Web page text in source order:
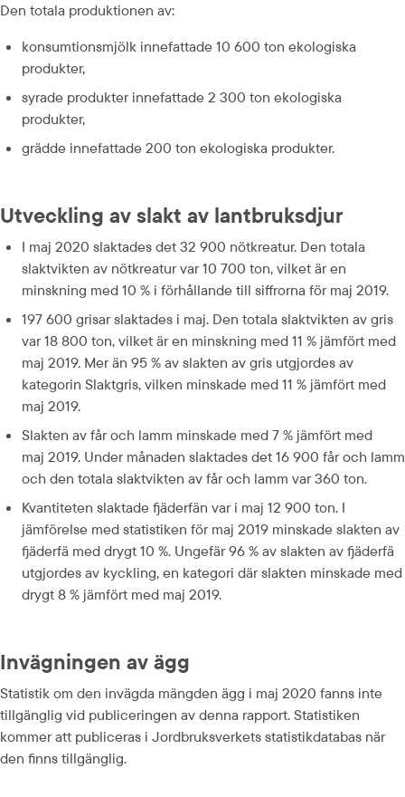
Den totala produktionen av:
konsumtionsmjölk innefattade 10 600 ton ekologiska
produkter,
syrade produkter innefattade 2 300 ton ekologiska
produkter,
grädde innefattade 200 ton ekologiska produkter.
Utveckling av slakt av lantbruksdjur
I maj 2020 slaktades det 32 900 nötkreatur. Den totala
slaktvikten av nötkreatur var 10 700 ton, vilket är en
minskning med 10 % i förhållande till siffrorna för maj 2019.
197 600 grisar slaktades i maj. Den totala slaktvikten av gris
var 18 800 ton, vilket är en minskning med 11 % jämfört med
maj 2019. Mer än 95 % av slakten av gris utgjordes av
kategorin Slaktgris, vilken minskade med 11 % jämfört med
maj 2019.
Slakten av får och lamm minskade med 7 % jämfört med
maj 2019. Under månaden slaktades det 16 900 får och lamm
och den totala slaktvikten av får och lamm var 360 ton.
Kvantiteten slaktade fjäderfän var i maj 12 900 ton. I
jämförelse med statistiken för maj 2019 minskade slakten av
fjäderfä med drygt 10 %. Ungefär 96 % av slakten av fjäderfä
utgjordes av kyckling, en kategori där slakten minskade med
drygt 8 % jämfört med maj 2019.
Invägningen av ägg
Statistik om den invägda mängden ägg i maj 2020 fanns inte
tillgänglig vid publiceringen av denna rapport. Statistiken
kommer att publiceras i Jordbruksverkets statistikdatabas när
den finns tillgänglig.